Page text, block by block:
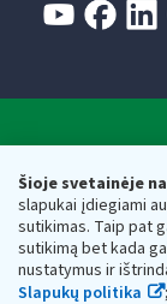
Šioje svetainėje
slapukai įdiegiami
sutikimas. Taip pat
sutikimą bet kada
nustatymus ir
Slapukų politika
;
Respublikos
Biudžetinė
adresas: Vasario
vmi@vmi.lt, E.
Duomenys apie